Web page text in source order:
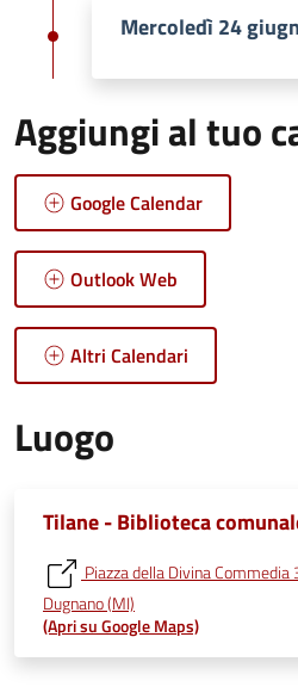
Mercoledì 24
Aggiungi al tuo
Google Calendar
Outlook Web
Altri Calendari
Luogo
Tilane - Biblioteca
Piazza della Divina
Dugnano (MI)
(Apri su Google Maps)